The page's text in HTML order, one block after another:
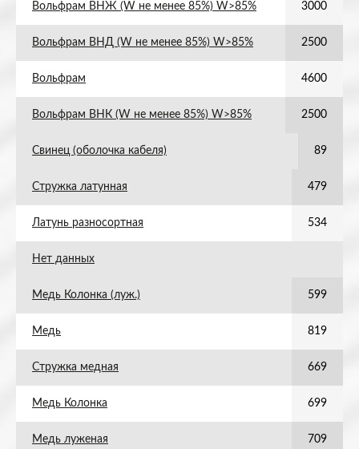
Вольфрам ВНЖ (W не менее 85%) W>85% 3000
Вольфрам ВНД (W не менее 85%) W>85% 2500
Вольфрам 4600
Вольфрам ВНК (W не менее 85%) W>85% 2500
Свинец (оболочка кабеля) 89
Стружка латунная 479
Латунь разносортная 534
Нет данных
Медь Колонка (луж.) 599
Медь 819
Стружка медная 669
Медь Колонка 699
Медь луженая 709